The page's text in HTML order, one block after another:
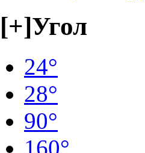
[+]Угол
24°
28°
90°